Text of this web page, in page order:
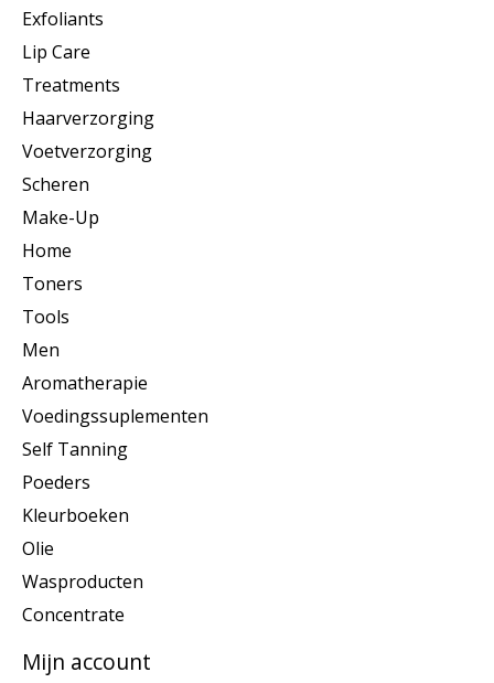
Exfoliants
Lip Care
Treatments
Haarverzorging
Voetverzorging
Scheren
Make-Up
Home
Toners
Tools
Men
Aromatherapie
Voedingssuplementen
Self Tanning
Poeders
Kleurboeken
Olie
Wasproducten
Concentrate
Mijn account